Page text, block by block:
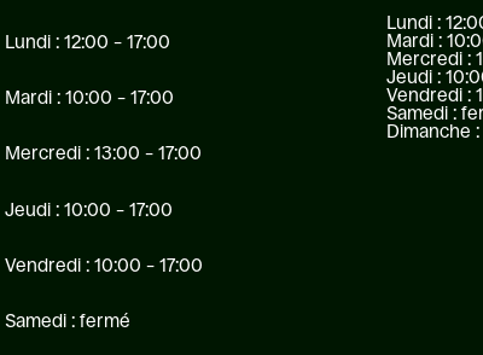
Lundi : 12:00 – 17:00
Mardi : 10:00 – 17:00
Mercredi : 13:00 – 17:00
Jeudi : 10:00 – 17:00
Vendredi : 10:00 – 17:00
Samedi : fermé
Lundi :
Mardi :
Mercredi :
Jeudi :
Vendredi :
Samedi :
Dimanche